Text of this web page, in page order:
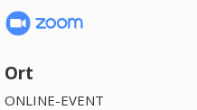
Ort
ONLINE-EVENT